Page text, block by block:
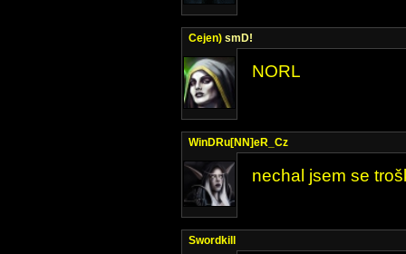
Cejen) smD!
NORL
WinDRu[NN]eR_Cz
nechal jsem se
Swordkill